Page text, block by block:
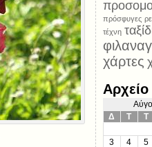
πρόσφυγες
τέχνη
χάρτες
Αρχείο
Δ
Τ Τ
3
4 5